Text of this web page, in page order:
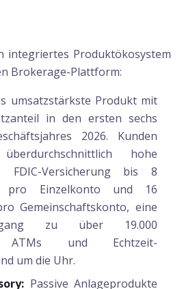
integriertes Produktökosystem
Brokerage-Plattform:
umsatzstärkste Produkt mit
in den ersten sechs
2026. Kunden
hohe
FDIC-Versicherung bis 8
pro Einzelkonto und 16
Gemeinschaftskonto, eine
zu über 19.000
ATMs und Echtzeit-
um die Uhr.
Passive Anlageprodukte